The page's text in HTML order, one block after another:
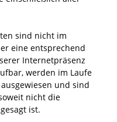
sind nicht im
eine entsprechend
Internetpräsenz
werden im Laufe
und sind
nicht die
ist.